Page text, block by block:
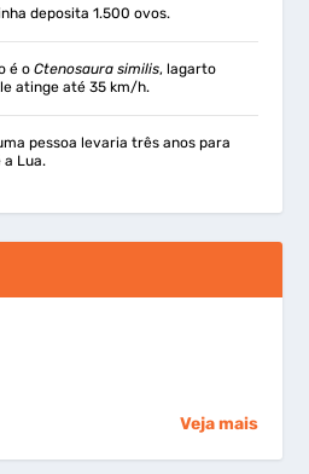
deposita 1.500 ovos.
é oCtenosaura similis, lagarto
atinge até 35 km/h.
pessoa levaria três anos para
Lua.
Veja mais